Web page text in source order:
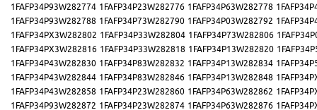
1FAFP34P93W282774 1FAFP34P23W282776 1FAFP34P63W282778
1FAFP34P93W282788 1FAFP34P73W282790 1FAFP34P03W282792
1FAFP34PX3W282802 1FAFP34P33W282804 1FAFP34P73W282806
1FAFP34PX3W282816 1FAFP34P33W282818 1FAFP34P13W282820
1FAFP34P43W282830 1FAFP34P83W282832 1FAFP34P13W282834
1FAFP34P43W282844 1FAFP34P83W282846 1FAFP34P13W282848
1FAFP34P43W282858 1FAFP34P23W282860 1FAFP34P63W282862
1FAFP34P93W282872 1FAFP34P23W282874 1FAFP34P63W282876